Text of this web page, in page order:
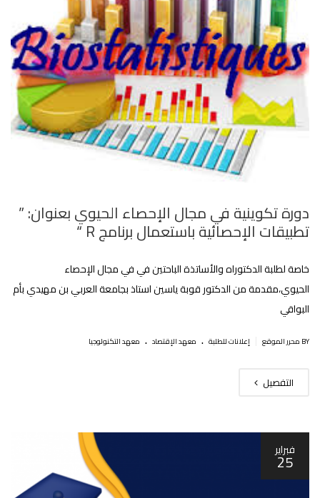
دورة تكوينية في مجال الإحصاء الحيوي بعنوان: ”
تطبيقات الإحصائية باستعمال برنامج R “
خاصة لطلبة الدكتوراه والأساتذة الباحتين في في مجال الإحصاء
الحيوي،مقدمة من الدكتور قوبة ياسين استاذ بجامعة العربي بن مهيدي بأم
البواقي
BY محرر الموقع إعلانات للطلبة . معهد الإقتصاد . معهد التكنولوجيا
التفصيل
فبراير
25